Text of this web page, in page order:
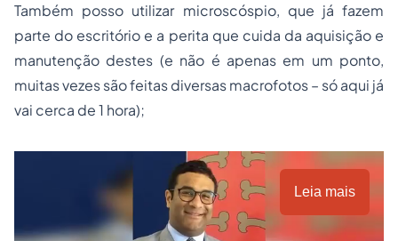
Também posso utilizar microscóspio, que já fazem
parte do escritório e a perita que cuida da aquisição e
manutenção destes (e não é apenas em um ponto,
muitas vezes são feitas diversas macrofotos – só aqui já
vai cerca de 1 hora);
Leia mais